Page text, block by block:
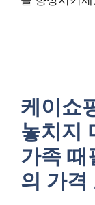
케이쇼
놓치지
가족 때
의 가격